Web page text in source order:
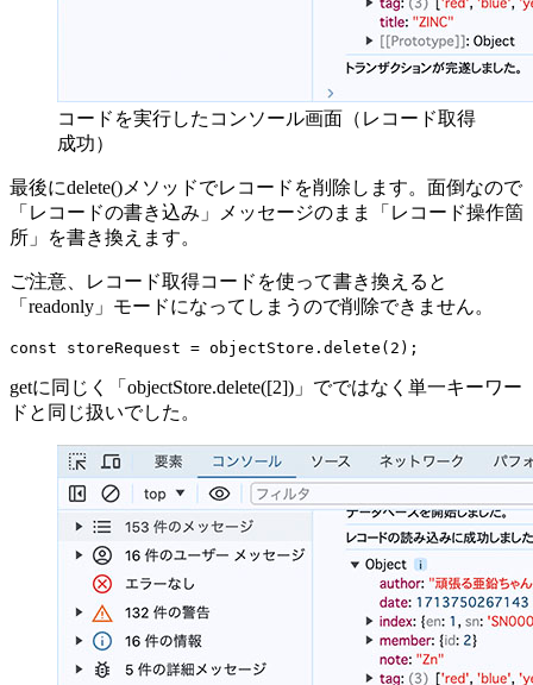
コードを実行したコンソール画面（レコード取得
成功）
最後にdelete()メソッドでレコードを削除します。面倒なので
「レコードの書き込み」メッセージのまま「レコード操作箇
所」を書き換えます。
ご注意、レコード取得コードを使って書き換えると
「readonly」モードになってしまうので削除できません。
const storeRequest = objectStore.delete(2);
getに同じく「objectStore.delete([2])」でではなく単一キーワー
ドと同じ扱いでした。